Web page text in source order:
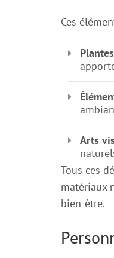
Ces
Arts
Tous ces
matériaux
bien-être.